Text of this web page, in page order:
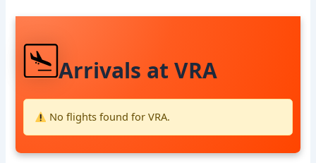
Arrivals at VRA
No flights found for VRA.